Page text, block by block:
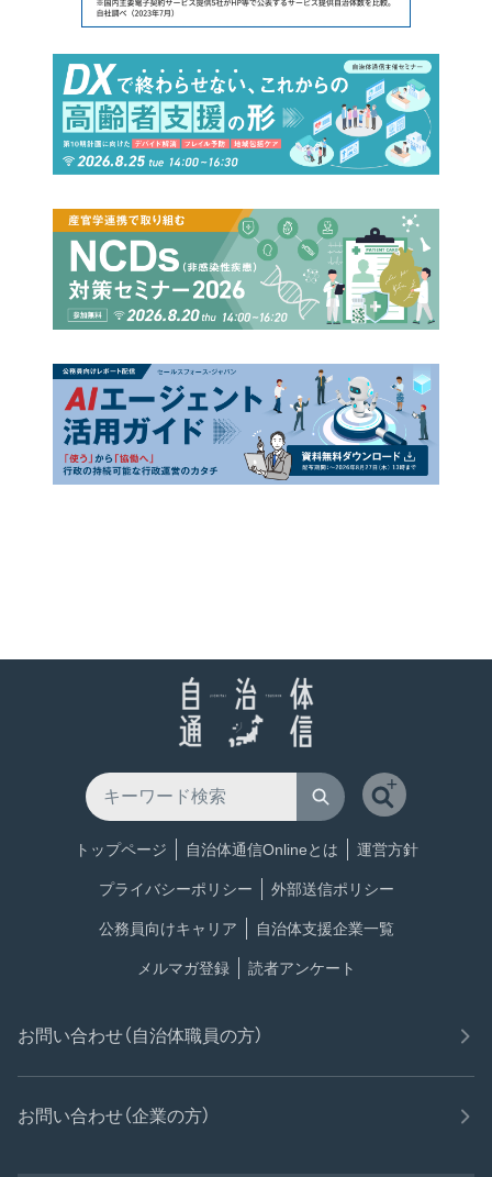
トップページ 自治体通信Onlineとは 運営方針
プライバシーポリシー 外部送信ポリシー
公務員向けキャリア 自治体支援企業一覧
メルマガ登録 読者アンケート
お問い合わせ（自治体職員の方）
お問い合わせ（企業の方）